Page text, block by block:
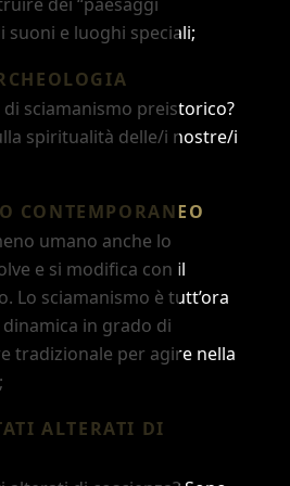
dei “paesaggi
suoni e luoghi speciali;
sciamanismo preistorico?
spiritualità delle/i nostre/i
CONTEMPORANEO
umano anche lo
e si modifica con il
Lo sciamanismo è tutt’ora
in grado di
tradizionale per agire nella
ALTERATI DI